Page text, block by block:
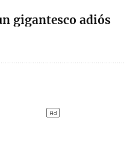
gigantesco adiós